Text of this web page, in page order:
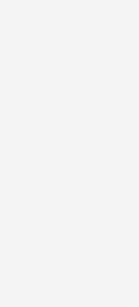
ganz einfach.